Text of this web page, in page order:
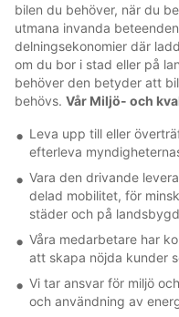
bilen du behöver, när du
utmana invanda
delningsekonomier där
om du bor i stad eller på
behöver den betyder att
behövs. Vår Miljö- och
Leva upp till eller
efterleva
Vara den drivande
delad mobilitet, för
städer och på
Våra medarbetare har
att skapa nöjda kunder
Vi tar ansvar för miljö
och användning av